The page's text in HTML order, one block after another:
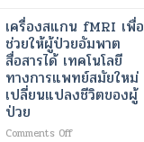
ขา
ที่
สุขภาพ
ดี
และ
อินฟราเรด
เพื่อ
ช่วย
สลาย
ไข
มัน
จุด
เครื่องสแกน fMRI เพื่อ
ช่วยให้ผู้ป่วยอัมพาต
สื่อสารได้ เทคโนโลยี
ทางการแพทย์สมัยใหม่
เปลี่ยนแปลงชีวิตของผู้
ป่วย
Comments Offon